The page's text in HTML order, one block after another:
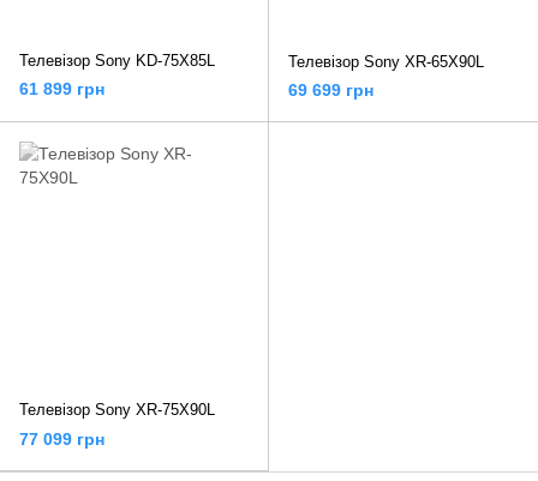
Телевізор Sony KD-75X85L
61 899 грн
Телевізор Sony XR-65X90L
69 699 грн
Телевізор Sony XR-75X90L
77 099 грн